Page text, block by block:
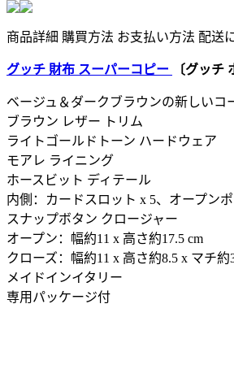
商品詳細 購買方法 お支払い方法 配送
グッチ 財布 スーパーコピー 〔グッチ
ベージュ＆ダークブラウンの新しいコ
ブラウン レザー トリム
ライトゴールドトーン ハードウェア
モアレ ライニング
ホースビット ディテール
内側：カードスロット x 5、オープン
スナップボタン クロージャー
オープン：幅約11 x 高さ約17.5 cm
クローズ：幅約11 x 高さ約8.5 x マチ約
メイドインイタリー
専用パッケージ付